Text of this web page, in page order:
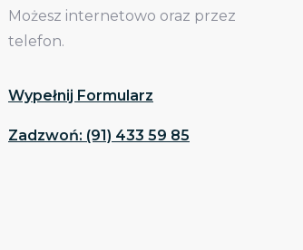
Możesz internetowo oraz przez
telefon.
Wypełnij Formularz
Zadzwoń: (91) 433 59 85